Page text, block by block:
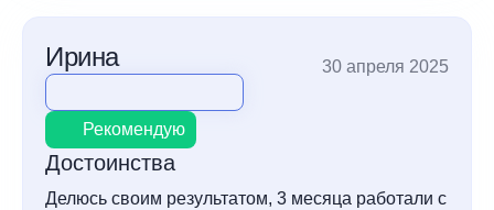
Ирина 30 апреля 2025
Рекомендую
Достоинства
Делюсь своим результатом, 3 месяца работали с